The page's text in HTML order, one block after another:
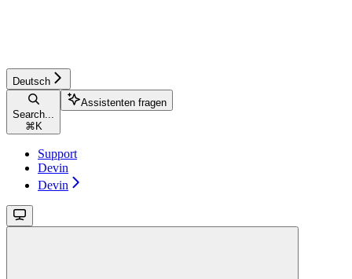
Deutsch
Search...
⌘ K
Assistenten fragen
Support
Devin
Devin